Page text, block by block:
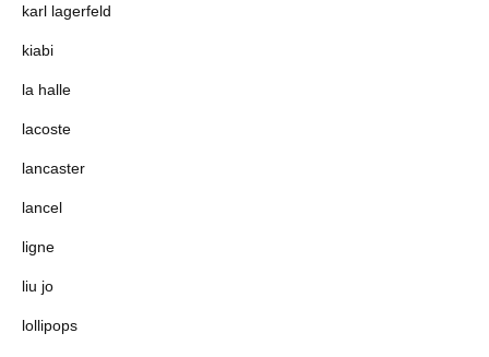
karl lagerfeld
kiabi
la halle
lacoste
lancaster
lancel
ligne
liu jo
lollipops